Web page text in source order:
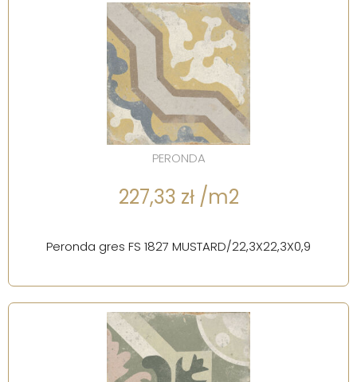
PERONDA
227,33 zł /m2
Peronda gres FS 1827 MUSTARD/22,3X22,3X0,9